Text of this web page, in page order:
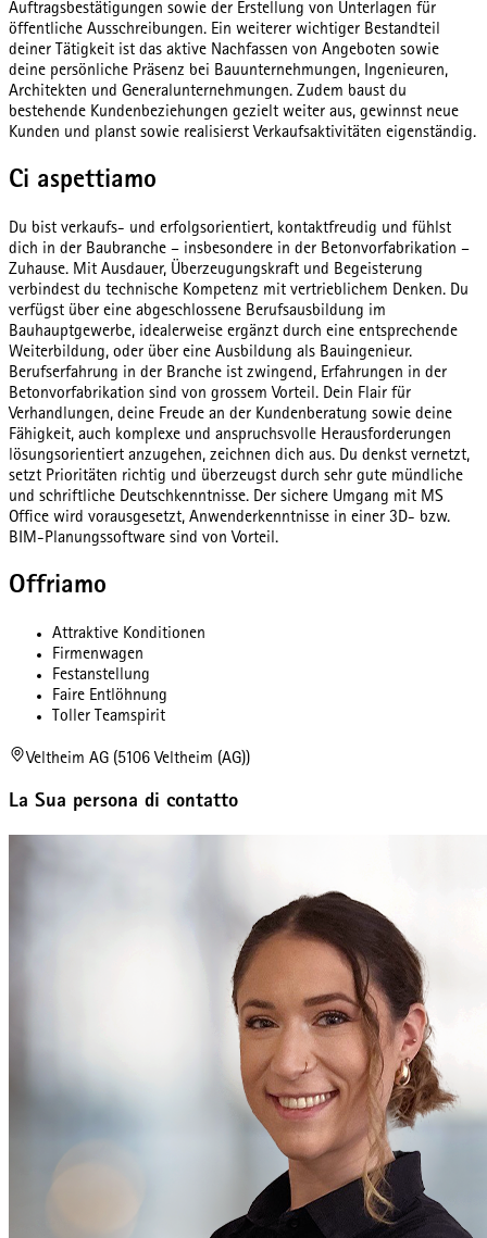
Auftragsbestätigungen sowie der Erstellung von Unterlagen für
öffentliche Ausschreibungen. Ein weiterer wichtiger Bestandteil
deiner Tätigkeit ist das aktive Nachfassen von Angeboten sowie
deine persönliche Präsenz bei Bauunternehmungen, Ingenieuren,
Architekten und Generalunternehmungen. Zudem baust du
bestehende Kundenbeziehungen gezielt weiter aus, gewinnst neue
Kunden und planst sowie realisierst Verkaufsaktivitäten eigenständig.
Ci aspettiamo
Du bist verkaufs- und erfolgsorientiert, kontaktfreudig und fühlst
dich in der Baubranche – insbesondere in der Betonvorfabrikation –
Zuhause. Mit Ausdauer, Überzeugungskraft und Begeisterung
verbindest du technische Kompetenz mit vertrieblichem Denken. Du
verfügst über eine abgeschlossene Berufsausbildung im
Bauhauptgewerbe, idealerweise ergänzt durch eine entsprechende
Weiterbildung, oder über eine Ausbildung als Bauingenieur.
Berufserfahrung in der Branche ist zwingend, Erfahrungen in der
Betonvorfabrikation sind von grossem Vorteil. Dein Flair für
Verhandlungen, deine Freude an der Kundenberatung sowie deine
Fähigkeit, auch komplexe und anspruchsvolle Herausforderungen
lösungsorientiert anzugehen, zeichnen dich aus. Du denkst vernetzt,
setzt Prioritäten richtig und überzeugst durch sehr gute mündliche
und schriftliche Deutschkenntnisse. Der sichere Umgang mit MS
Office wird vorausgesetzt, Anwenderkenntnisse in einer 3D- bzw.
BIM-Planungssoftware sind von Vorteil.
Offriamo
Attraktive Konditionen
Firmenwagen
Festanstellung
Faire Entlöhnung
Toller Teamspirit
Veltheim AG (5106 Veltheim (AG))
La Sua persona di contatto